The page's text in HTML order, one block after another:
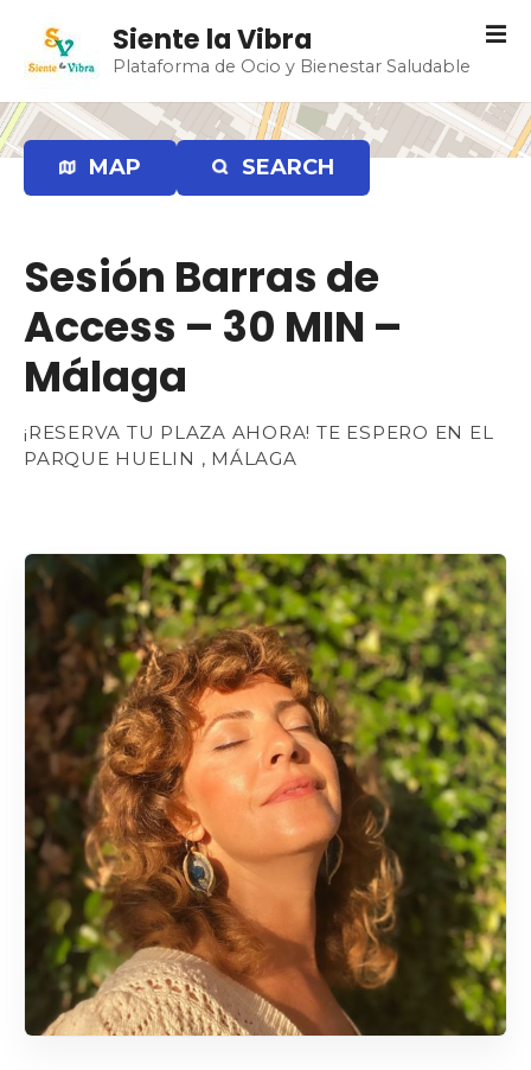
t
a
r
Siente la Vibra
Plataforma de Ocio y Bienestar Saludable
MAP SEARCH
Sesión Barras de
Access – 30 MIN –
Málaga
¡RESERVA TU PLAZA AHORA! TE ESPERO EN EL
PARQUE HUELIN , MÁLAGA